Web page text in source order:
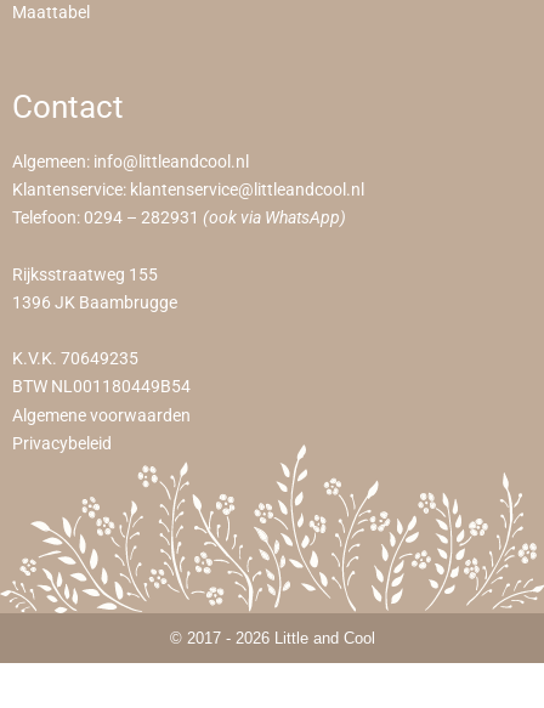
Maattabel
Contact
Algemeen: info@littleandcool.nl
Klantenservice: klantenservice@littleandcool.nl
Telefoon: 0294 – 282931 (ook via WhatsApp)
Rijksstraatweg 155
1396 JK Baambrugge
K.V.K. 70649235
BTW NL001180449B54
Algemene voorwaarden
Privacybeleid
© 2017 - 2026 Little and Cool